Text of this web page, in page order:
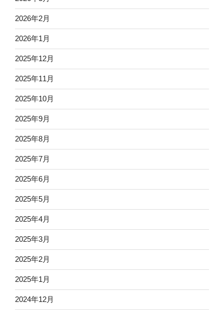
2026年2月
2026年1月
2025年12月
2025年11月
2025年10月
2025年9月
2025年8月
2025年7月
2025年6月
2025年5月
2025年4月
2025年3月
2025年2月
2025年1月
2024年12月